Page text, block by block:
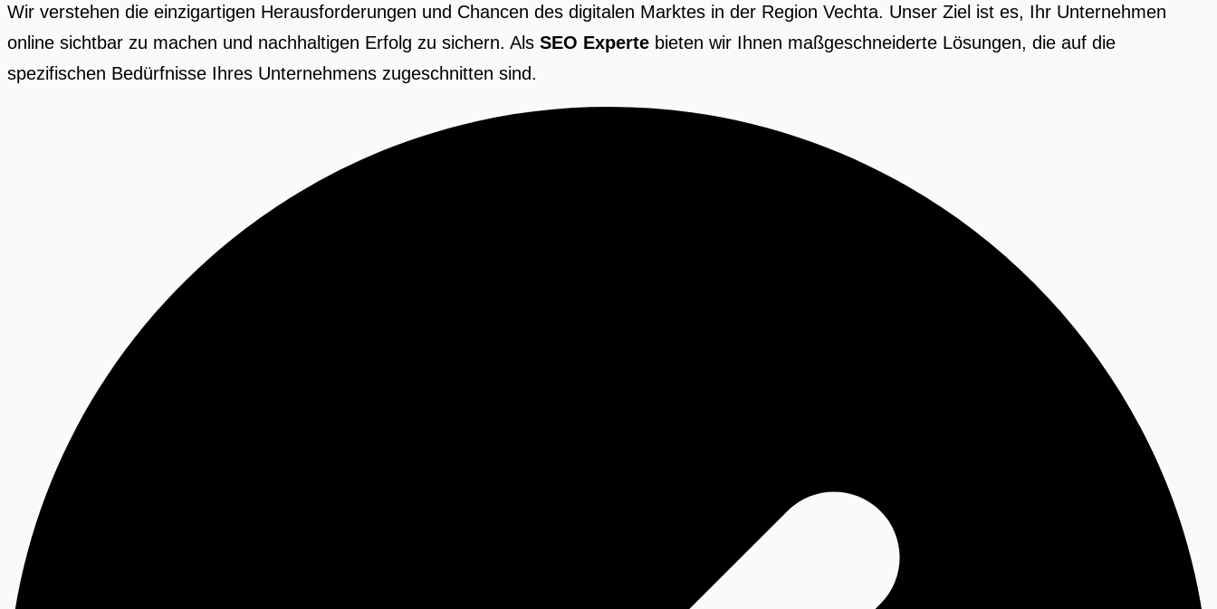
Wir verstehen die einzigartigen Herausforderungen und Chancen des digitalen Marktes in der Region Vechta. Unser Ziel ist es, Ihr Unternehmen
online sichtbar zu machen und nachhaltigen Erfolg zu sichern. Als SEO Experte bieten wir Ihnen maßgeschneiderte Lösungen, die auf die
spezifischen Bedürfnisse Ihres Unternehmens zugeschnitten sind.